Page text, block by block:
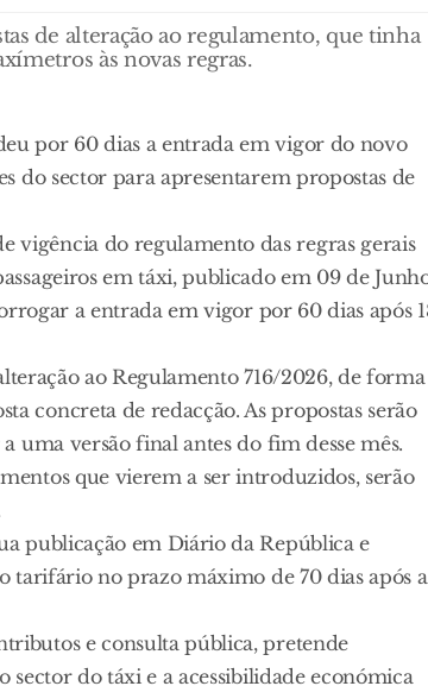
de alteração ao regulamento, que tinha
às novas regras.
por 60 dias a entrada em vigor do novo
do sector para apresentarem propostas de
vigência do regulamento das regras gerais
em táxi, publicado em 09 de
a entrada em vigor por 60 dias após
ao Regulamento 716/2026, de forma
concreta de redacção. As propostas serão
uma versão final antes do fim desse mês.
que vierem a ser introduzidos, serão
publicação em Diário da República e
tarifário no prazo máximo de 70 dias após a
e consulta pública, pretende
do táxi e a acessibilidade económica